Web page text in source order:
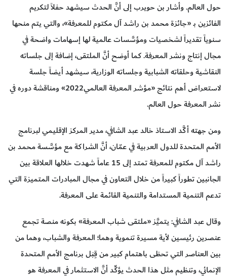
حول العالم. وأشار بن حويرب إلى أنَّ الحدث سيشهد حفلاً لتكريم
الفائزين بـ «جائزة محمد بن راشد آل مكتوم للمعرفة»، والتي يتم منحها
سنوياً تقديراً لشخصيات ومؤسَّسات عالمية لها إسهامات واضحة في
مجال إنتاج ونشر المعرفة. كما أوضح أنَّ الملتقى، إضافة إلى جلساته
النقاشية وحلقاته الشبابية وجلساته الوزارية، سيشهد أيضاً جلسة
لاستعراض أهم نتائج «مؤشر المعرفة العالمي2022» ومناقشة دوره في
نشر المعرفة حول العالم.
ومن جهته أكَّد الاستاذ خالد عبد الشافي، مدير المركز الإقليمي لبرنامج
الأمم المتحدة للدول العربية في عمّان، أنَّ الشراكة مع مؤسَّسة محمد بن
راشد آل مكتوم للمعرفة تمتد إلى 15 عاماً شهدت خلالها العلاقة بين
الجانبين تطوراً كبيراً من خلال التعاون في مجال المبادرات المتميزة التي
تدعم التنمية المستدامة والتنمية القائمة على المعرفة.
وقال عبد الشافي: يتميَّز «ملتقى شباب المعرفة» بكونه منصة تجمع
عنصرين رئيسين لأية مسيرة تنموية وهما؛ المعرفة والشباب، وهما من
بين العناصر التي تحظى باهتمام كبير من قِبَل برنامج الأمم المتحدة
الإنمائي، وتنظيم مثل هذا الحدث يؤكِّد أنَّ الاستثمار في المعرفة هو